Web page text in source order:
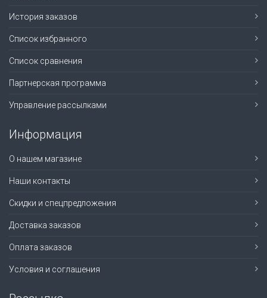
История заказов
Список избранного
Список сравнения
Партнерская программа
Управление рассылками
Информация
О нашем магазине
Наши контакты
Скидки и спецпредложения
Доставка заказов
Оплата заказов
Условия и соглашения